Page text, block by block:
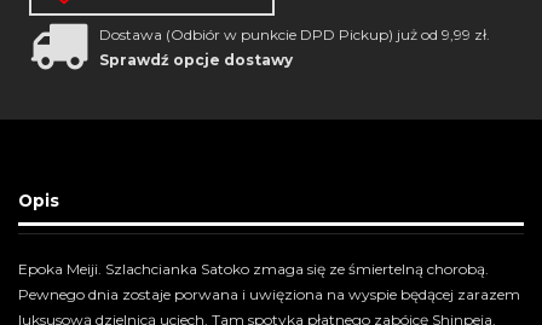
Dostawa (Odbiór w punkcie DPD Pickup) już od 9,99 zł.
Sprawdź opcje dostawy
Opis
Epoka Meiji. Szlachcianka Satoko zmaga się ze śmiertelną chorobą.
Pewnego dnia zostaje porwana i uwięziona na wyspie będącej zarazem
luksusową dzielnicą uciech. Tam spotyka płatnego zabójcę Shinpeia.